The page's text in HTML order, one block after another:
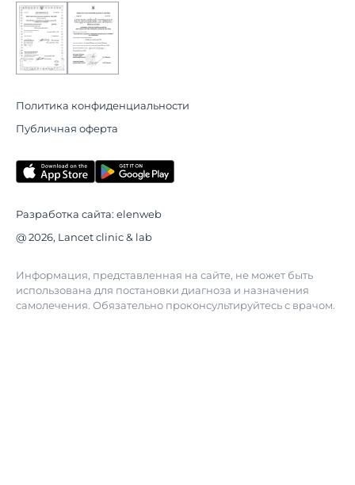
Политика конфиденциальности
Публичная оферта
Разработка сайта: elenweb
@ 2026, Lancet clinic & lab
Информация, представленная на сайте, не может быть
использована для постановки диагноза и назначения
самолечения. Обязательно проконсультируйтесь с врачом.